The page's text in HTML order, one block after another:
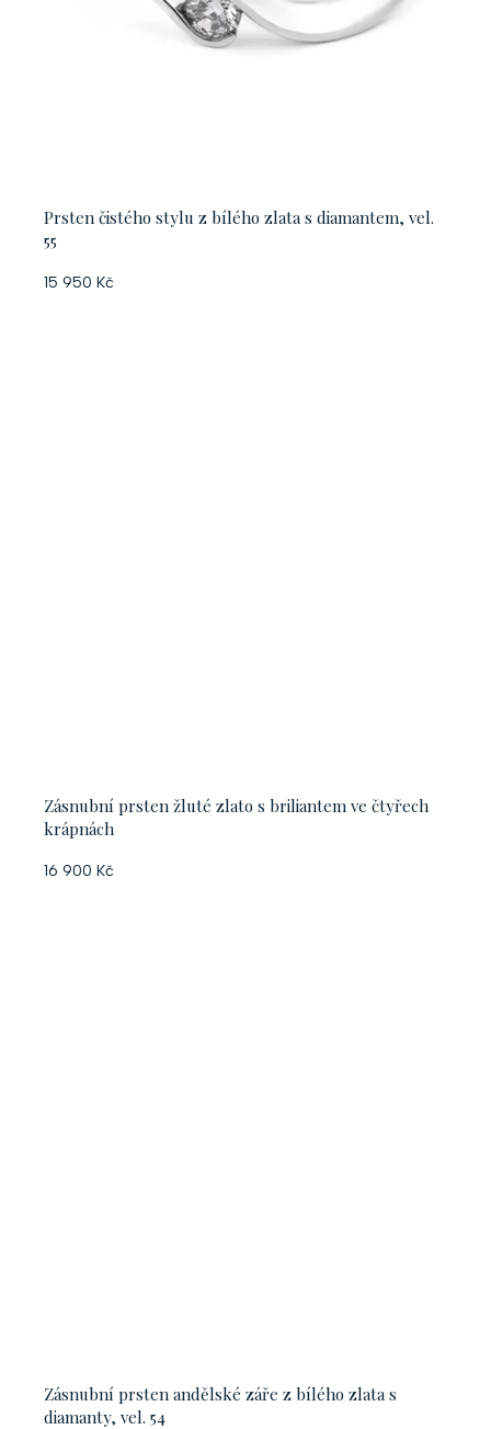
Prsten čistého stylu z bílého zlata s diamantem, vel.
55
15 950 Kč
Zásnubní prsten žluté zlato s briliantem ve čtyřech
krápnách
16 900 Kč
Zásnubní prsten andělské záře z bílého zlata s
diamanty, vel. 54